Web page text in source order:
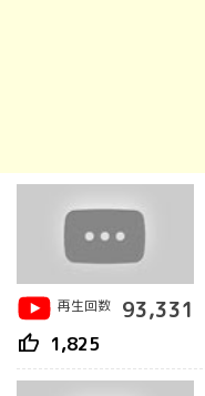
再生回数 93,331
thumb_up 1,825